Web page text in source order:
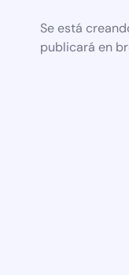
Se está
publicará en